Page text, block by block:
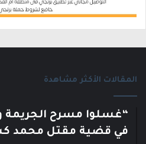
المقالات الأكثر مشاهدة
“غسلوا مسرح الجريمة
في قضية مقتل محمد